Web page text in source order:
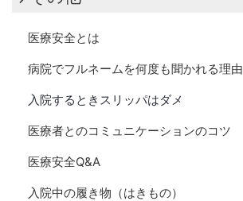
医療安全とは
病院でフルネームを何度も聞かれる理由
入院するときスリッパはダメ
医療者とのコミュニケーションのコツ
医療安全Q&A
入院中の履き物（はきもの）